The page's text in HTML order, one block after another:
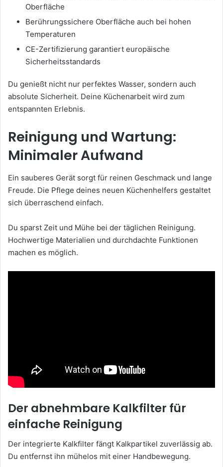
Oberfläche
Berührungssichere Oberfläche auch bei hohen
Temperaturen
CE-Zertifizierung garantiert europäische
Sicherheitsstandards
Du genießt nicht nur perfektes Wasser, sondern auch
absolute Sicherheit. Deine Küchenarbeit wird zum
entspannten Erlebnis.
Reinigung und Wartung:
Minimaler Aufwand
Ein sauberes Gerät sorgt für reinen Geschmack und lange
Freude. Die Pflege deines neuen Küchenhelfers gestaltet
sich überraschend einfach.
Du sparst Zeit und Mühe bei der täglichen Reinigung.
Hochwertige Materialien und durchdachte Funktionen
machen es möglich.
Der abnehmbare Kalkfilter für
einfache Reinigung
Der integrierte Kalkfilter fängt Kalkpartikel zuverlässig ab.
Du entfernst ihn mühelos mit einer Handbewegung.